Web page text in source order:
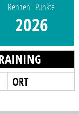
Rennen Punkte
2026
ORT